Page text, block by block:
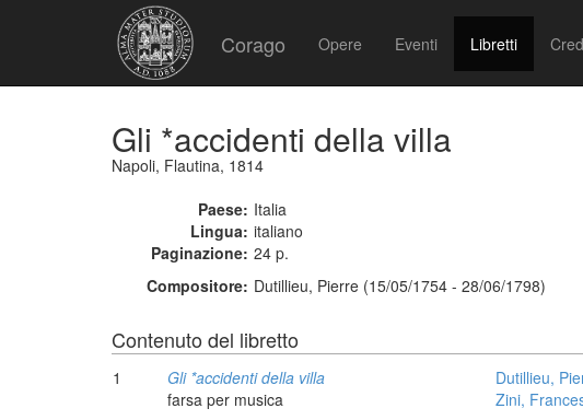
Corago Opere Eventi Libretti
Gli *accidenti della villa
Napoli, Flautina, 1814
Paese: Italia
Lingua: italiano
Paginazione: 24 p.
Compositore: Dutillieu, Pierre (15/05/1754 - 28/06/1798)
Contenuto del libretto
1
Gli *accidenti della villa
farsa per musica
Dutillieu,
Zini,